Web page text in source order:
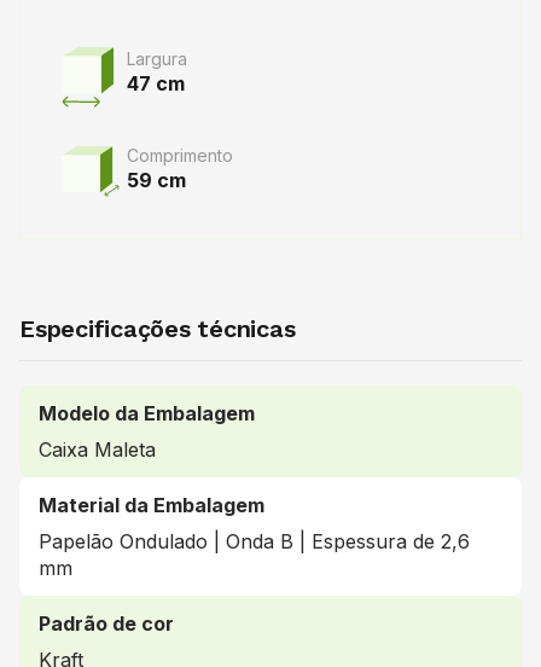
Largura
47 cm
Comprimento
59 cm
Especificações técnicas
Modelo da Embalagem
Caixa Maleta
Material da Embalagem
Papelão Ondulado | Onda B | Espessura de 2,6
mm
Padrão de cor
Kraft